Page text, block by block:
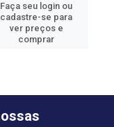
Faça seu login ou
cadastre-se para
ver preços e
comprar